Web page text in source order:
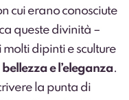
cui erano conosciute
queste divinità –
dipinti e sculture
e l’eleganza.
la punta di